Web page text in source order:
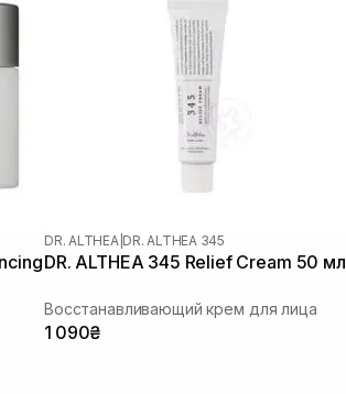
DR. ALTHEA DR. ALTHEA 345
DR. ALTHEA 345 Relief Cream 50 мл
Восстанавливающий крем для лица
1 090₴